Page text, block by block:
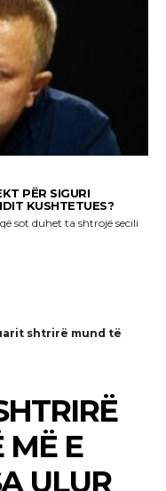
PËR SIGURI
KUSHTETUES?